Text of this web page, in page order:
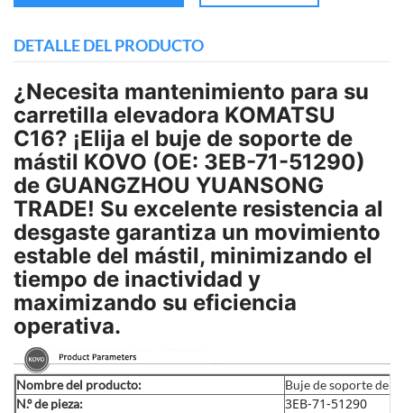
DETALLE DEL PRODUCTO
¿Necesita mantenimiento para su
carretilla elevadora KOMATSU
C16? ¡Elija el buje de soporte de
mástil KOVO (OE: 3EB-71-51290)
de GUANGZHOU YUANSONG
TRADE! Su excelente resistencia al
desgaste garantiza un movimiento
estable del mástil, minimizando el
tiempo de inactividad y
maximizando su eficiencia
operativa.
Nombre del producto:
Buje de soporte del
N.º de pieza:
3EB-71-51290